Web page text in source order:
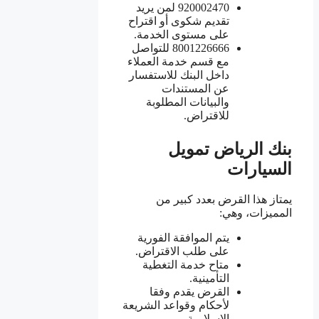
920002470 لمن يريد
تقديم شكوى أو اقتراح
على مستوى الخدمة.
8001226666 للتواصل
مع قسم خدمة العملاء
داخل البنك للاستفسار
عن المستندات
والبيانات المطلوبة
للاقتراض.
بنك الرياض تمويل
السيارات
يمتاز هذا القرض بعدد كبير من
المميزات، وهي:
يتم الموافقة الفورية
على طلب الاقتراض.
متاح خدمة التغطية
التأمينية.
القرض يقدم وفقا
لأحكام وقواعد الشريعة